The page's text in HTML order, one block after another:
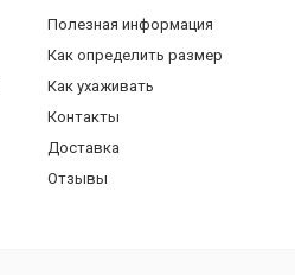
Полезная информация
Как определить размер
Как ухаживать
Контакты
Доставка
Отзывы